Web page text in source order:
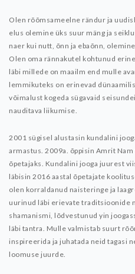
Olen rõõmsameelne rändur ja
elus olemine üks suur mäng ja
naer kui nutt, õnn ja ebaõnn,
Olen oma rännakutel kohtunud
läbi millede on maailm end mulle
lemmikuteks on erinevad
võimalust kogeda sügavaid
nauditava liikumise.
2001 sügisel alustasin kundalini
armastus. 2009a. õppisin Amrit
õpetajaks. Kundalini jooga juurest
läbisin 2016 aastal õpetajate
olen korraldanud naisteringe ja
uurinud läbi erievate traditsioonide
shamanismi, lõdvestunud yin
läbi tantra. Mulle valmistab suurt
inspireerida ja juhatada neid tagasi
loomuse juurde.